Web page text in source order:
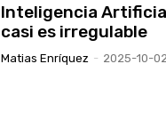
Inteligencia
casi es irregulable
Matias Enríquez - 2025-10-02